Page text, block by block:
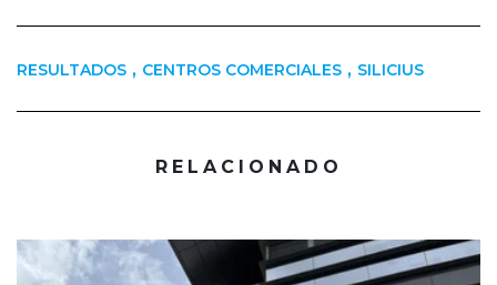
RESULTADOS , CENTROS COMERCIALES , SILICIUS
RELACIONADO